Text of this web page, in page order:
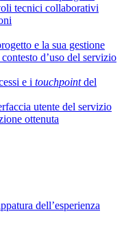
tecnici collaborativi
e la sua gestione
d’uso del servizio
e i touchpointdel
utente del servizio
ottenuta
dell’esperienza